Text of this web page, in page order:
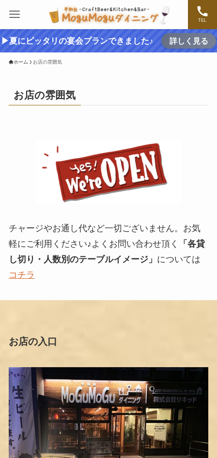
TEL
▶夏にピッタリの宴会プランできました♪ 詳しく見る
ホーム お店の雰囲気
お店の雰囲気
チャージやお通し代など一切ございません。お気
軽にご利用ください♪よくお問い合わせ頂く
「各貸
し切り・人数別のテーブルイメージ」 については
コチラ
お店の入口